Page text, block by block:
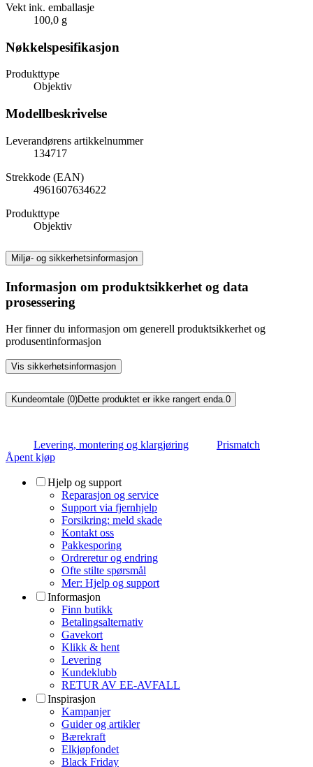
Vekt ink. emballasje
100,0 g
Nøkkelspesifikasjon
Produkttype
Objektiv
Modellbeskrivelse
Leverandørens artikkelnummer
134717
Strekkode (EAN)
4961607634622
Produkttype
Objektiv
Miljø- og sikkerhetsinformasjon
Informasjon om produktsikkerhet og data
prosessering
Her finner du informasjon om generell produktsikkerhet og
produsentinformasjon
Vis sikkerhetsinformasjon
Kundeomtale (0)Dette produktet er ikke rangert enda.0
Levering, montering og klargjøring
Prismatch
Åpent kjøp
Hjelp og support
Reparasjon og service
Support via fjernhjelp
Forsikring: meld skade
Kontakt oss
Pakkesporing
Ordreretur og endring
Ofte stilte spørsmål
Mer: Hjelp og support
Informasjon
Finn butikk
Betalingsalternativ
Gavekort
Klikk & hent
Levering
Kundeklubb
RETUR AV EE-AVFALL
Inspirasjon
Kampanjer
Guider og artikler
Bærekraft
Elkjøpfondet
Black Friday